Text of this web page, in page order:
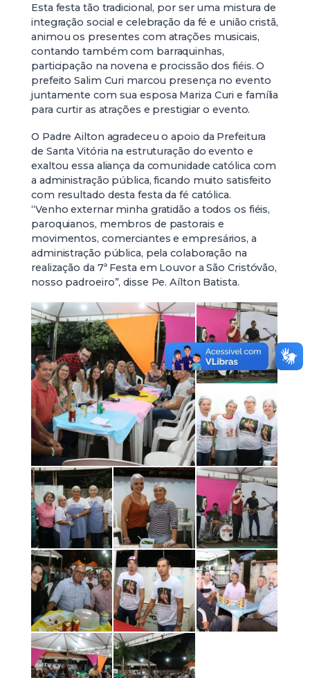
Esta festa tão tradicional, por ser uma mistura de
integração social e celebração da fé e união cristã,
animou os presentes com atrações musicais,
contando também com barraquinhas,
participação na novena e procissão dos fiéis. O
prefeito Salim Curi marcou presença no evento
juntamente com sua esposa Mariza Curi e família
para curtir as atrações e prestigiar o evento.
O Padre Ailton agradeceu o apoio da Prefeitura
de Santa Vitória na estruturação do evento e
exaltou essa aliança da comunidade católica com
a administração pública, ficando muito satisfeito
com resultado desta festa da fé católica.
“Venho externar minha gratidão a todos os fiéis,
paroquianos, membros de pastorais e
movimentos, comerciantes e empresários, a
administração pública, pela colaboração na
realização da 7ª Festa em Louvor a São Cristóvão,
nosso padroeiro”, disse Pe. Aílton Batista.